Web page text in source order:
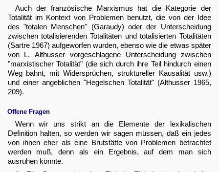
Auch der französische Marxismus hat die Kategorie der
Totalität im Kontext von Problemen benutzt, die von der Idee
des "totalen Menschen" (Garaudy) oder der Unterscheidung
zwischen totalisierenden Totalitäten und totalisierten Totalitäten
(Sartre 1967) aufgeworfen wurden, ebenso wie die etwas später
von L. Althusser vorgeschlagene Unterscheidung zwischen
"marxistischer Totalität" (die sich durch ihre Teil hindurch einen
Weg bahnt, mit Widersprüchen, struktureller Kausalität usw.)
und einer angeblichen "Hegelschen Totalität" (Althusser 1965,
209).
Offene Fragen
Wenn wir uns strikt an die Elemente der lexikalischen
Definition halten, so werden wir sagen müssen, daß ein jedes
von ihnen eher als eine Brutstätte von Problemen betrachtet
werden muß, denn als ein Ergebnis, auf dem man sich
ausruhen könnte.